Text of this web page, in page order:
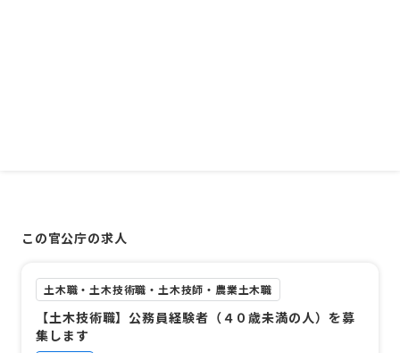
この官公庁の求人
土木職・土木技術職・土木技師・農業土木職
【土木技術職】公務員経験者（４０歳未満の人）を募
集します